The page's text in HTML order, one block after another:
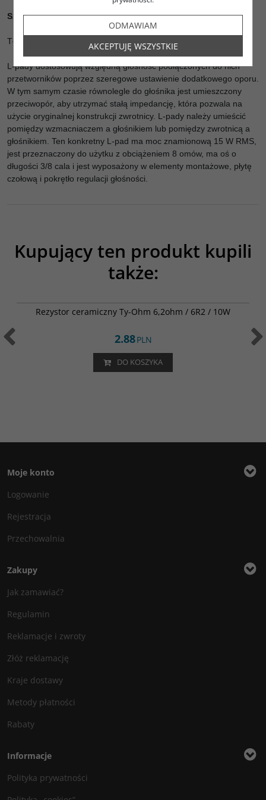
Szczegóły Produktu:
Tłumik głośnika L-Pad 15W Mono 3/8" osiowy 8 Ohm
L-pady dostosowują względną głośność podłączonych do nich
przetworników poprzez szeregowe ustawienie dodatkowego oporu.
W tym samym czasie równolegle do głośnika jest umieszczony
przeciwopór, aby utrzymać stałą impedancję, która pozwala na
użycie oryginalnej konstrukcji zwrotnicy. L-pady należy umieścić
pomiędzy wzmacniaczem a głośnikiem lub pomiędzy zwrotnicą a
głośnikiem. Ten konkretny L-pad ma moc znamionową 15 W RMS,
jest przeznaczony do użytku z obciążeniem 8 omów, ma oś o
długości 3/8 cala i jest wyposażony w elementy montażowe, płytę
czołową i pokrętło regulacji głośności.
Kupujący ten produkt kupili
także:
Rezystor ceramiczny Ty-Ohm 6,2ohm / 6R2 / 10W
2.88PLN
DO KOSZYKA
Moje konto
Logowanie
Rejestracja
Przechowalnia
Zakupy
Jak zamawiać?
Regulamin
Reklamacje i zwroty
Złóż reklamację
Kraje dostawy
Metody płatności
Rabaty
Informacje
Polityka prywatności
ODMAWIAM
AKCEPTUJĘ WSZYSTKIE